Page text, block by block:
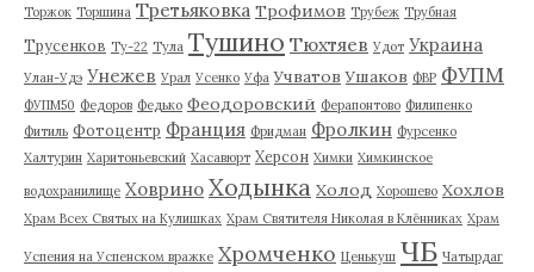
Торжок Торшина Третьяковка Трофимов Трубеж Трубная
Трусенков Ту-22 Тула Тушино Тюхтяев Удот Украина
Улан-Удэ Унежев Урал Усенко Уфа Учватов Ушаков ФВР ФУПМ
ФУПМ50 Федоров Федько Феодоровский Ферапонтово Филипенко
Фитиль Фотоцентр Франция Фридман Фролкин Фурсенко
Халтурин Харитоньевский Хасавюрт Херсон Химки Химкинское
водохранилище Ховрино Ходынка Холод Хорошево Хохлов
Храм Всех Святых на Кулишках Храм Святителя Николая в Клённиках Храм
Успения на Успенском вражке Хромченко Ценькуш ЧБ Чатырдаг